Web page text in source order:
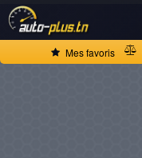
Mes favoris
ACCUEIL